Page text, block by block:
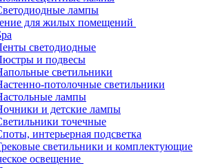
лампы
для жилых помещений
светодиодные
и подвесы
светильники
потолочные светильники
лампы
и детские лампы
точечные
интерьерная подсветка
светильники и комплектующие
освещение